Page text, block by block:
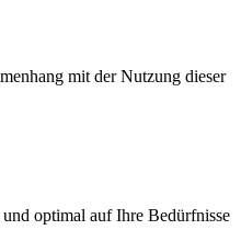
mit der Nutzung dieser
optimal auf Ihre Bedürfnisse